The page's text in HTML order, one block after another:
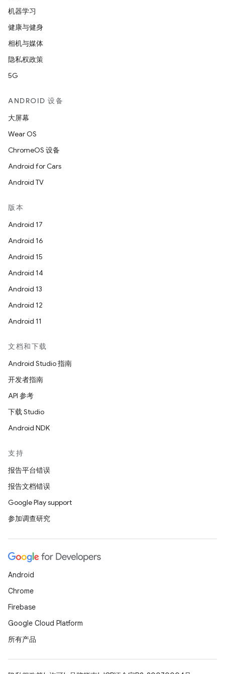
机器学习
健康与健身
相机与媒体
隐私权政策
5G
ANDROID 设备
大屏幕
Wear OS
ChromeOS 设备
Android for Cars
Android TV
版本
Android 17
Android 16
Android 15
Android 14
Android 13
Android 12
Android 11
文档和下载
Android Studio 指南
开发者指南
API 参考
下载 Studio
Android NDK
支持
报告平台错误
报告文档错误
Google Play support
参加调查研究
Android
Chrome
Firebase
Google Cloud Platform
所有产品